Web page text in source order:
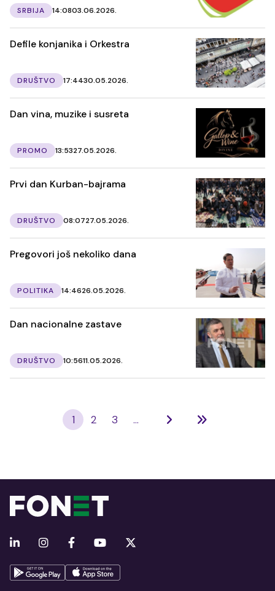
SRBIJA 14:0803.06.2026.
Defile konjanika i Orkestra
DRUŠTVO 17:4430.05.2026.
Dan vina, muzike i susreta
PROMO 13:5327.05.2026.
Prvi dan Kurban-bajrama
DRUŠTVO 08:0727.05.2026.
Pregovori još nekoliko dana
POLITIKA 14:4626.05.2026.
Dan nacionalne zastave
DRUŠTVO 10:5611.05.2026.
1 2 3 ...